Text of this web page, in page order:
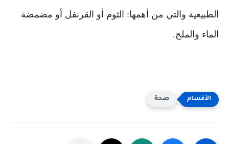
الطبيعية والتي من أهمها: الثوم أو القرنفل أو مضمضة
الماء والملح.
صحة